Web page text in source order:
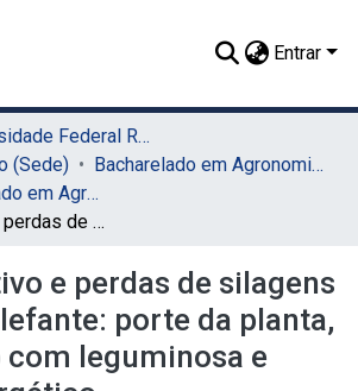
Entrar
01. Universidade Federal Rural de Pernambuco - UFRPE (Sede)
(Sede)
Bacharelado em Agronomia (Sede)
TCC - Bacharelado em Agronomia (Sede)
Valor nutritivo e perdas de silagens de capim-elefante: porte da planta, associação com leguminosa e aditivo energético
e perdas de silagens
porte da planta,
com leguminosa e